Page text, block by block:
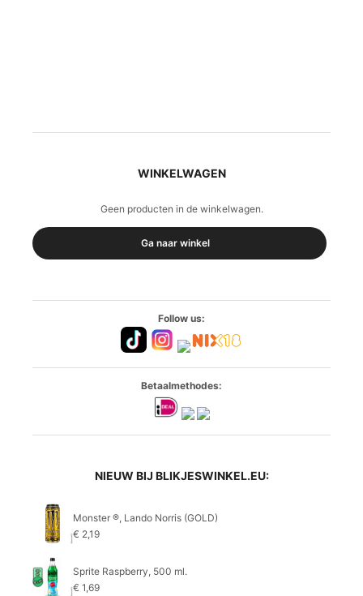
WINKELWAGEN
Geen producten in de winkelwagen.
Ga naar winkel
Follow us:
Betaalmethodes:
NIEUW BIJ BLIKJESWINKEL.EU:
Monster ®, Lando Norris (GOLD)
€ 2,19
Sprite Raspberry, 500 ml.
€ 1,69